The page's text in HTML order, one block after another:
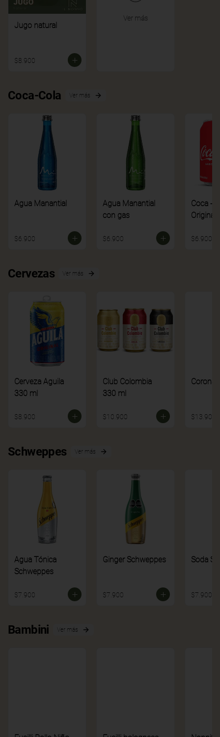
Jugo natural
$8.900
Ver más
Coca-Cola Ver más
Agua Manantial
$6.900
Agua Manantial
con gas
$6.900
Coca -
Original
$6.900
Cervezas Ver más
Cerveza Aguila
330 ml
$8.900
Club Colombia
330 ml
$10.900
Corona
$13.900
Schweppes Ver más
Agua Tónica
Schweppes
$7.900
Ginger Schweppes
$7.900
Soda
$7.900
Bambini Ver más